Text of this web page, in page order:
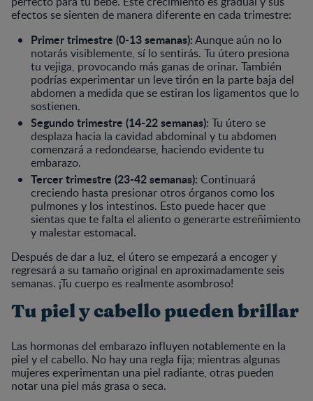
efectos se sienten de manera diferente en cada trimestre:
Primer trimestre (0-13 semanas):Aunque aún no lo
notarás visiblemente, sí lo sentirás. Tu útero presiona
tu vejiga, provocando más ganas de orinar. También
podrías experimentar un leve tirón en la parte baja del
abdomen a medida que se estiran los ligamentos que lo
sostienen.
Segundo trimestre (14-22 semanas): Tu útero se
desplaza hacia la cavidad abdominal y tu abdomen
comenzará a redondearse, haciendo evidente tu
embarazo.
Tercer trimestre (23-42 semanas): Continuará
creciendo hasta presionar otros órganos como los
pulmones y los intestinos. Esto puede hacer que
sientas que te falta el aliento o generarte estreñimiento
y malestar estomacal.
Después de dar a luz, el útero se empezará a encoger y
regresará a su tamaño original en aproximadamente seis
semanas. ¡Tu cuerpo es realmente asombroso!
Tu piel y cabello pueden brillar
Las hormonas del embarazo influyen notablemente en la
piel y el cabello. No hay una regla fija; mientras algunas
mujeres experimentan una piel radiante, otras pueden
notar una piel más grasa o seca.